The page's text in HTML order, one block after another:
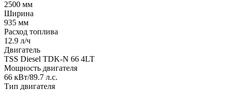
2500 мм
Ширина
935 мм
Расход топлива
12.9 л/ч
Двигатель
TSS Diesel TDK-N 66 4LT
Мощность двигателя
66 кВт/89.7 л.с.
Тип двигателя